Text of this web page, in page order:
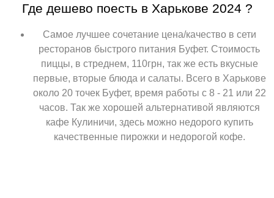
Где дешево поесть в Харькове 2024 ?
Самое лучшее сочетание цена/качество в сети
ресторанов быстрого питания Буфет. Стоимость
пиццы, в стреднем, 110грн, так же есть вкусные
первые, вторые блюда и салаты. Всего в Харькове
около 20 точек Буфет, время работы с 8 - 21 или 22
часов. Так же хорошей альтернативой являются
кафе Кулиничи, здесь можно недорого купить
качественные пирожки и недорогой кофе.